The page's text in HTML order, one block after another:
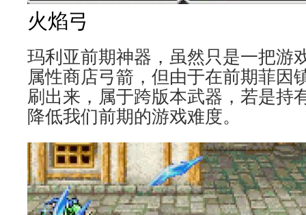
火焰弓
玛利亚前期神器，虽然只是一把游
属性商店弓箭，但由于在前期菲因
刷出来，属于跨版本武器，若是持
降低我们前期的游戏难度。